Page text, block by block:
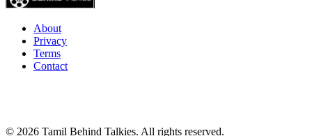
About
Privacy
Terms
Contact
© 2026 Tamil Behind Talkies. All rights reserved.